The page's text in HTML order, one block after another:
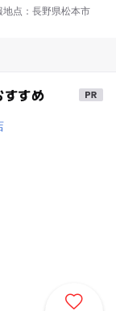
地点：長野県松本市
すすめ